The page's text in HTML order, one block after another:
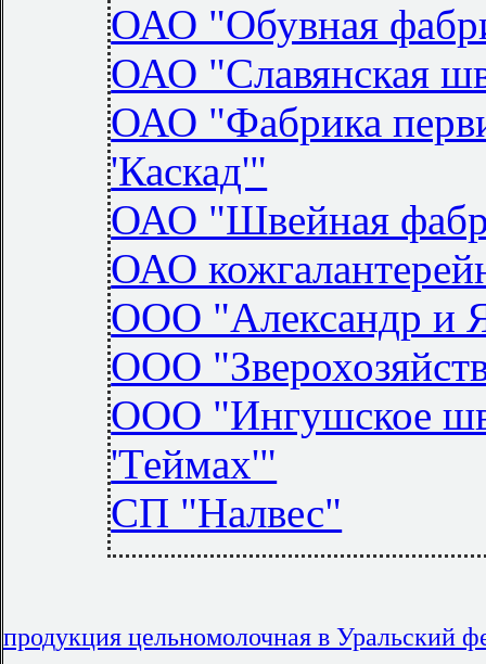
ОАО "Обувная
ОАО "Славянская
ОАО "Фабрика
'Каскад'"
ОАО "Швейная
ОАО
ООО "Александр и
ООО
ООО "Ингушское
'Теймах'"
СП "Налвес"
продукция цельномолочная в Уральский